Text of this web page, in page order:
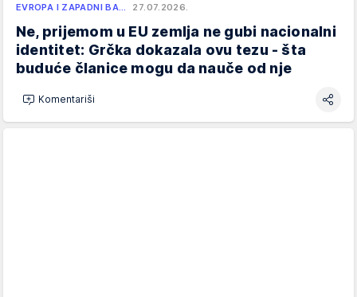
EVROPA I ZAPADNI BA… 27.07.2026.
Ne, prijemom u EU zemlja ne gubi nacionalni
identitet: Grčka dokazala ovu tezu - šta
buduće članice mogu da nauče od nje
Komentariši